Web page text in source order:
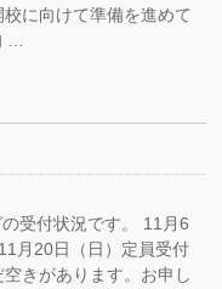
に向けて準備を進めて
…
受付状況です。 11月6
月20日（日）定員受付
きがあります。お申し